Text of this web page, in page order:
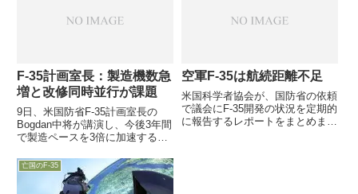
F-35計画室長：製造機数急
増と改修同時並行が課題
9日、米国防省F-35計画室長の
Bogdan中将が講演し、今後3年間
で製造ペースを3倍に加速するこ
ンジン改修等を同時並行的に進め
ていくことが、大きなチャレンジ
になると語りました。2019年末
空軍F-35は航続距離不足
米国科学者協会が、国防省の依頼
で議会にF-35開発の状況を定期的
に報告するレポートをまとめまし
亡国のF-35